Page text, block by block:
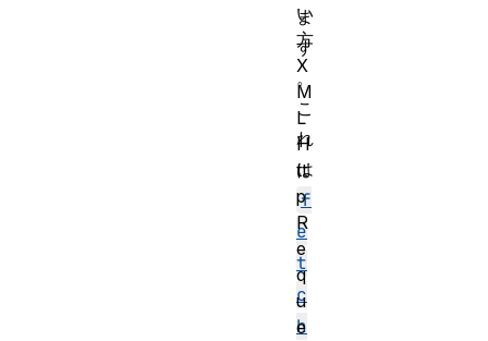
ま
す
。
こ
れ
は
f
e
t
c
h
い
方
X
M
L
H
tt
p
R
e
q
u
e